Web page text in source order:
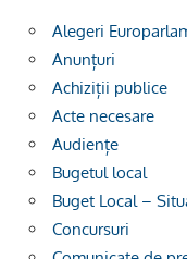
Alegeri
Anunțuri
Achiziții publice
Acte necesare
Audiențe
Bugetul local
Buget Local –
Concursuri